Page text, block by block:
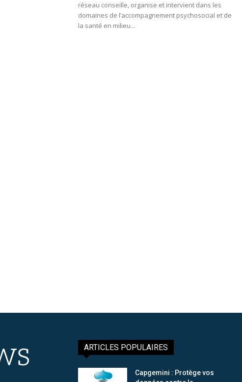
réseau conseille, organise et intervient dans les
domaines de l’accompagnement psychosocial et de
la santé en milieu...
ARTICLES POPULAIRES
Capgemini : Protège vos